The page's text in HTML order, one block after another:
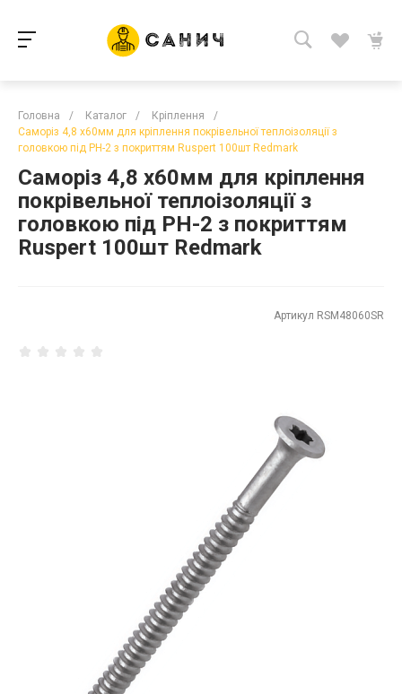
Головна / Каталог / Кріплення
/
Саморіз 4,8 х60мм для кріплення покрівельної теплоізоляції з
головкою під РН-2 з покриттям Ruspert 100шт Redmark
Саморіз 4,8 х60мм для кріплення
покрівельної теплоізоляції з
головкою під РН-2 з покриттям
Ruspert 100шт Redmark
Артикул RSM48060SR